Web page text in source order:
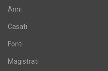
Anni
Casati
Fonti
Magistrati